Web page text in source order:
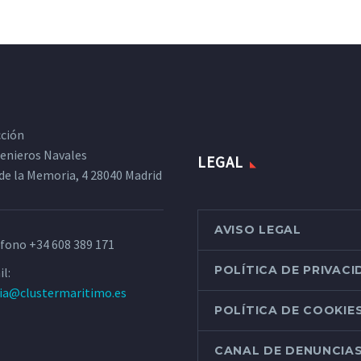
Navales
la Memoria, 4 28040 Madrid
+34 608 389 171
LEGAL
AVISO LEGAL
POLÍTICA DE
POLÍTICA DE
CANAL DE